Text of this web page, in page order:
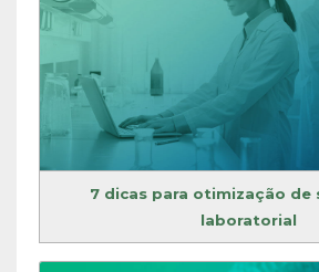
7 dicas para otimização de
laboratorial